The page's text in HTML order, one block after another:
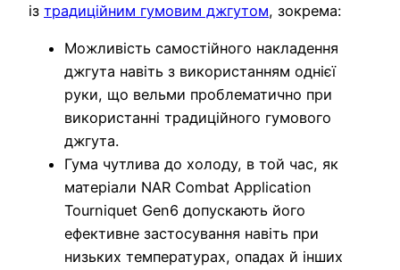
із традиційним гумовим джгутом, зокрема:
Можливість самостійного накладення
джгута навіть з використанням однієї
руки, що вельми проблематично при
використанні традиційного гумового
джгута.
Гума чутлива до холоду, в той час, як
матеріали NAR Combat Application
Tourniquet Gen6 допускають його
ефективне застосування навіть при
низьких температурах, опадах й інших